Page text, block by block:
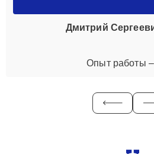
Дмитрий
Опыт работы –